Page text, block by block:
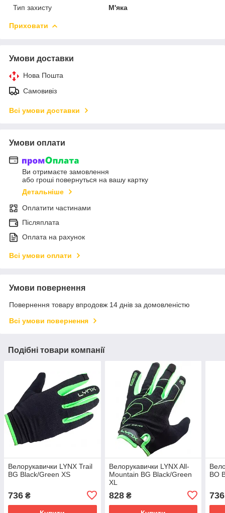
Тип захисту
М'яка
Приховати
Умови доставки
Нова Пошта
Самовивіз
Всі умови доставки
Умови оплати
Ви отримаєте замовлення
або гроші повернуться на вашу картку
Детальніше
Оплатити частинами
Післяплата
Оплата на рахунок
Всі умови оплати
Умови повернення
Повернення товару впродовж 14 днів за домовленістю
Всі умови повернення
Подібні товари компанії
Велорукавички LYNX Trail
BG Black/Green XS
736 ₴
Велорукавички LYNX All-
Mountain BG Black/Green
XL
828₴
BO
736